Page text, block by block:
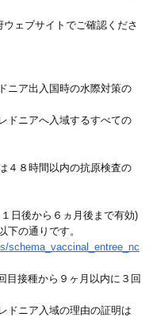
ェブサイトでご確認くださ
ニア出入国時の水際対策の
ドニアへ入域するすべての
４８時間以内の抗原検査の
日後から６ヵ月後まで有効)
の通りです。
schema_vaccinal_entree_nc
目接種から９ヶ月以内に３回
ドニア入域の理由の証明は